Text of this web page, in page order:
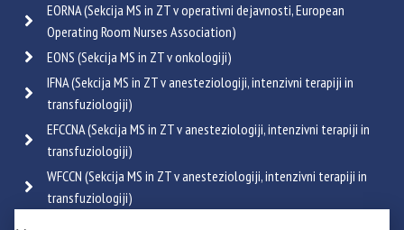
EORNA (Sekcija MS in ZT v operativni dejavnosti, European
Operating Room Nurses Association)
EONS (Sekcija MS in ZT v onkologiji)
IFNA (Sekcija MS in ZT v anesteziologiji, intenzivni terapiji in
transfuziologiji)
EFCCNA (Sekcija MS in ZT v anesteziologiji, intenzivni terapiji in
transfuziologiji)
WFCCN (Sekcija MS in ZT v anesteziologiji, intenzivni terapiji in
transfuziologiji)